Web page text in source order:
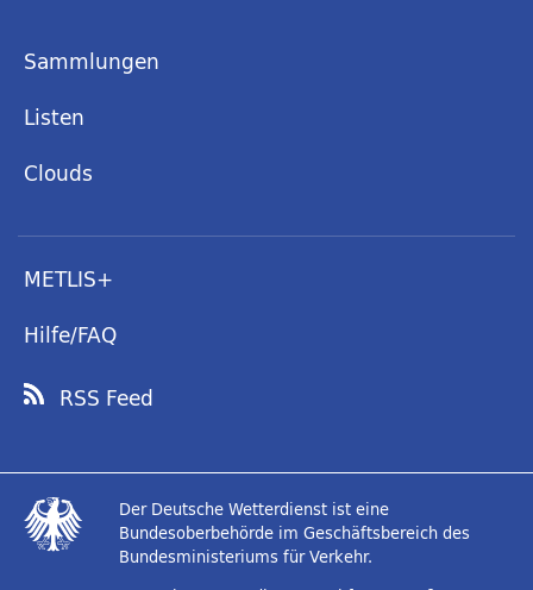
Sammlungen
Listen
Clouds
METLIS+
Hilfe/FAQ
RSS Feed
Der Deutsche Wetterdienst ist eine
Bundesoberbehörde im Geschäftsbereich des
Bundesministeriums für Verkehr.